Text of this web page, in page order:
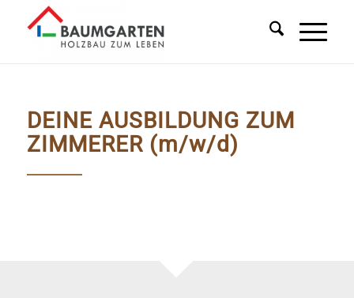
DEINE AUSBILDUNG ZUM
ZIMMERER (m/w/d)